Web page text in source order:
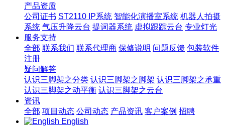
产品资质
公司证书 ST2110 IP系统 智能化演播室系统 机器人拍摄
系统 气压升降云台 提词器系统 虚拟跟踪云台 专业灯光
服务支持
全部 联系我们 联系代理商 保修说明 问题反馈 包装软件
注册
疑问解答
认识三脚架之分类 认识三脚架之脚架 认识三脚架之承重
认识三脚架之动平衡 认识三脚架之云台
资讯
全部 项目动态 公司动态 产品资讯 客户案例 招聘
English